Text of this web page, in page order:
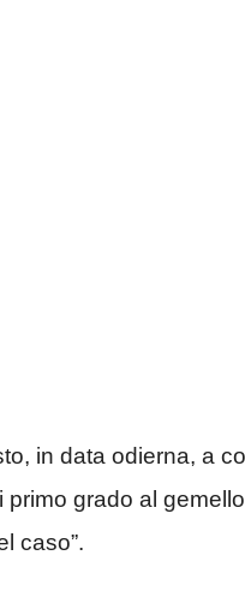
in data odierna, a
grado al
caso”.